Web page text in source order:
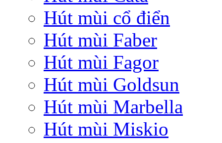
Hút mùi cổ điển
Hút mùi Faber
Hút mùi Fagor
Hút mùi Goldsun
Hút mùi Marbella
Hút mùi Miskio